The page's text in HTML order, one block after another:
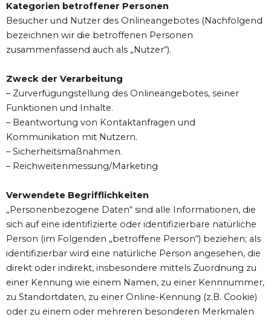
Kategorien betroffener Personen
Besucher und Nutzer des Onlineangebotes (Nachfolgend
bezeichnen wir die betroffenen Personen
zusammenfassend auch als „Nutzer“).
Zweck der Verarbeitung
– Zurverfügungstellung des Onlineangebotes, seiner
Funktionen und Inhalte.
– Beantwortung von Kontaktanfragen und
Kommunikation mit Nutzern.
– Sicherheitsmaßnahmen.
– Reichweitenmessung/Marketing
Verwendete Begrifflichkeiten
„Personenbezogene Daten“ sind alle Informationen, die
sich auf eine identifizierte oder identifizierbare natürliche
Person (im Folgenden „betroffene Person“) beziehen; als
identifizierbar wird eine natürliche Person angesehen, die
direkt oder indirekt, insbesondere mittels Zuordnung zu
einer Kennung wie einem Namen, zu einer Kennnummer,
zu Standortdaten, zu einer Online-Kennung (z.B. Cookie)
oder zu einem oder mehreren besonderen Merkmalen